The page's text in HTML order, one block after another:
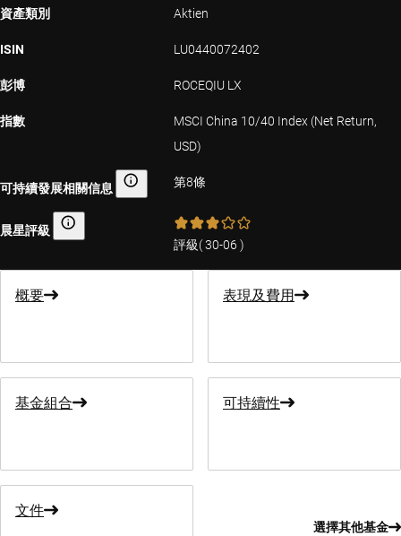
資產類別 Aktien
ISIN LU0440072402
彭博 ROCEQIU LX
指數
MSCI China 10/40 Index (Net Return,
USD)
可持續發展相關信息 可持續發展相關信息
第8條
晨星評級 晨星評級
評級(30-06 )
概要 表現及費用
基金組合 可持續性
文件
選擇其他基金